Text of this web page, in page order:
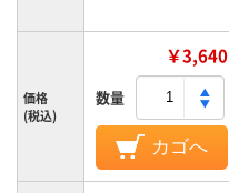
価格
(税込)
￥3,640
数量
カゴへ